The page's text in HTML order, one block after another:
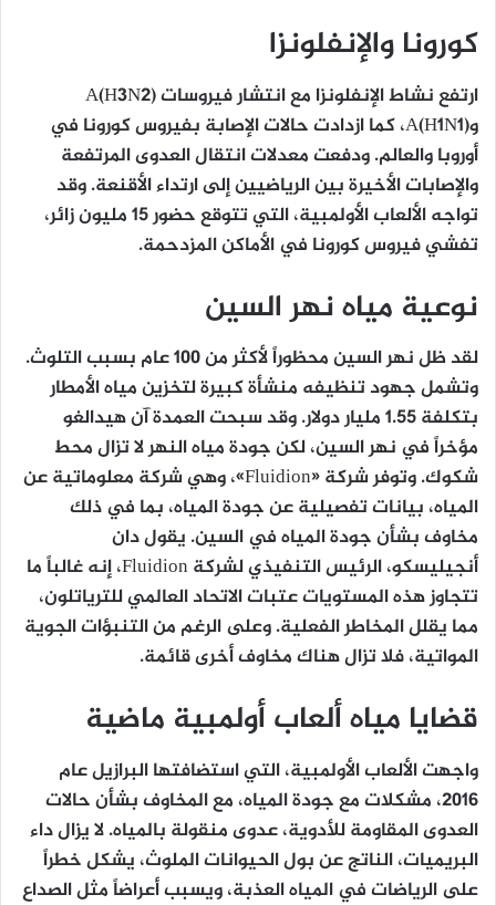
كورونا والإنفلونزا
ارتفع نشاط الإنفلونزا مع انتشار فيروسات A(H3N2)
وA(H1N1)، كما ازدادت حالات الإصابة بفيروس كورونا في
أوروبا والعالم. ودفعت معدلات انتقال العدوى المرتفعة
والإصابات الأخيرة بين الرياضيين إلى ارتداء الأقنعة. وقد
تواجه الألعاب الأولمبية، التي تتوقع حضور 15 مليون زائر،
تفشي فيروس كورونا في الأماكن المزدحمة.
نوعية مياه نهر السين
لقد ظل نهر السين محظوراً لأكثر من 100 عام بسبب التلوث.
وتشمل جهود تنظيفه منشأة كبيرة لتخزين مياه الأمطار
بتكلفة 1.55 مليار دولار. وقد سبحت العمدة آن هيدالغو
مؤخراً في نهر السين، لكن جودة مياه النهر لا تزال محط
شكوك. وتوفر شركة «Fluidion»، وهي شركة معلوماتية عن
المياه، بيانات تفصيلية عن جودة المياه، بما في ذلك
مخاوف بشأن جودة المياه في السين. يقول دان
أنجيليسكو، الرئيس التنفيذي لشركة Fluidion، إنه غالباً ما
تتجاوز هذه المستويات عتبات الاتحاد العالمي للترياتلون،
مما يقلل المخاطر الفعلية. وعلى الرغم من التنبؤات الجوية
المواتية، فلا تزال هناك مخاوف أخرى قائمة.
قضايا مياه ألعاب أولمبية ماضية
واجهت الألعاب الأولمبية، التي استضافتها البرازيل عام
2016، مشكلات مع جودة المياه، مع المخاوف بشأن حالات
العدوى المقاومة للأدوية، عدوى منقولة بالمياه. لا يزال داء
البريميات، الناتج عن بول الحيوانات الملوث، يشكل خطراً
على الرياضات في المياه العذبة، ويسبب أعراضاً مثل الصداع